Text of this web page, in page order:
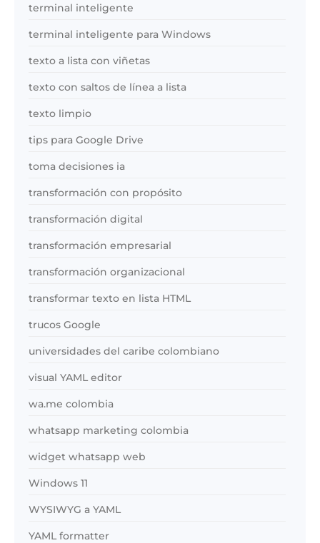
terminal inteligente
terminal inteligente para Windows
texto a lista con viñetas
texto con saltos de línea a lista
texto limpio
tips para Google Drive
toma decisiones ia
transformación con propósito
transformación digital
transformación empresarial
transformación organizacional
transformar texto en lista HTML
trucos Google
universidades del caribe colombiano
visual YAML editor
wa.me colombia
whatsapp marketing colombia
widget whatsapp web
Windows 11
WYSIWYG a YAML
YAML formatter